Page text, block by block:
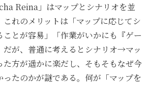
Reina」はマップとシナリオを並
れのメリットは「マップに応じてシ
とが容易」「作業がいかにも『ゲー
だが、普通に考えるとシナリオ→マッ
た方が遥かに楽だし、そもそもなぜ今
ったのかが謎である。何が「マップを